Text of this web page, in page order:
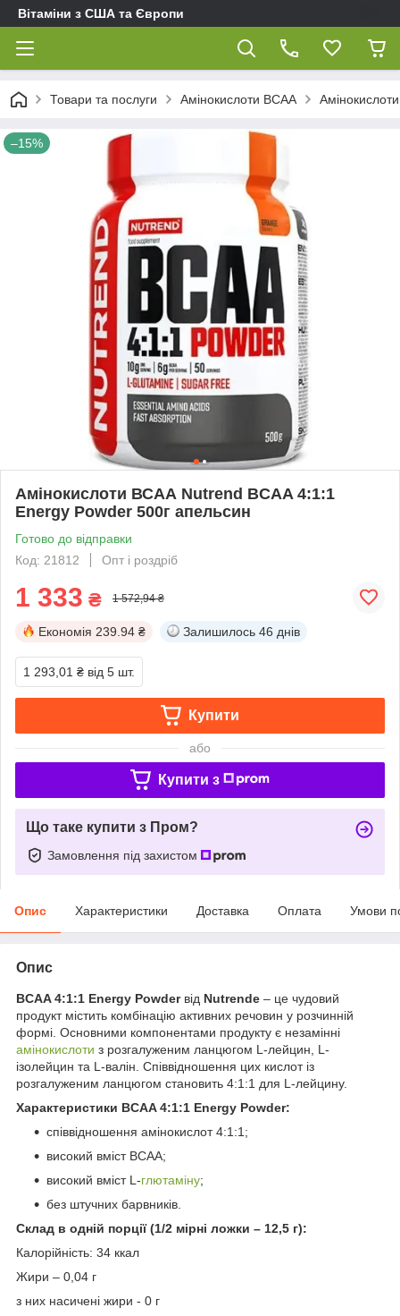
Вітаміни з США та Європи
Товари та послуги Амінокислоти BCAA
–15%
Амінокислоти ВСАА Nutrend BCAA 4:1:1
Energy Powder 500г апельсин
Готово до відправки
Код: 21812
Опт і роздріб
1 333 ₴ 1 572,94 ₴
Економія 239.94 ₴ Залишилось 46 днів
1 293,01 ₴ від 5 шт.
Купити
або
Купити з
Що таке купити з Пром?
Замовлення під захистом
Опис Характеристики Доставка Оплата Умови
Опис
BCAA 4:1:1 Energy Powderвід Nutrende – це чудовий
продукт містить комбінацію активних речовин у розчинній
формі. Основними компонентами продукту є незамінні
амінокислоти з розгалуженим ланцюгом L-лейцин, L-
ізолейцин та L-валін. Співвідношення цих кислот із
розгалуженим ланцюгом становить 4:1:1 для L-лейцину.
Характеристики BCAA 4:1:1 Energy Powder:
співвідношення амінокислот 4:1:1;
високий вміст BCAA;
високий вміст L-глютаміну;
без штучних барвників.
Склад в одній порції (1/2 мірні ложки – 12,5 г):
Калорійність: 34 ккал
Жири – 0,04 г
з них насичені жири - 0 г